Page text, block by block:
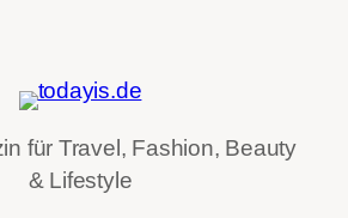
für Travel, Fashion, Beauty
& Lifestyle